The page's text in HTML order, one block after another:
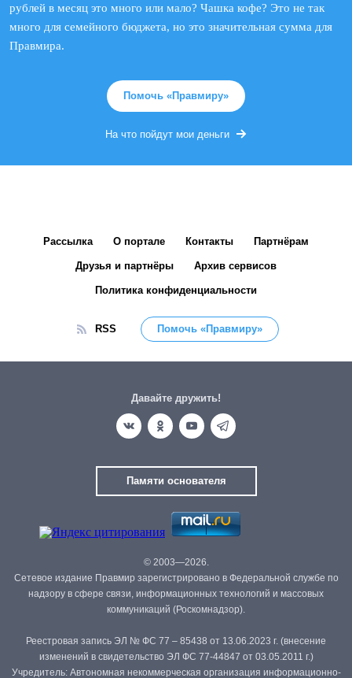
рублей в месяц это много или мало? Чашка кофе? Это не так
много для семейного бюджета, но это значительная сумма для
Правмира.
Помочь «Правмиру»
На что пойдут мои деньги
Рассылка О портале Контакты Партнёрам
Друзья и партнёры Архив сервисов
Политика конфиденциальности
RSS Помочь «Правмиру»
Давайте дружить!
Памяти основателя
© 2003—2026.
Сетевое издание Правмир зарегистрировано в Федеральной службе по
надзору в сфере связи, информационных технологий и массовых
коммуникаций (Роскомнадзор).
Реестровая запись ЭЛ № ФС 77 – 85438 от 13.06.2023 г. (внесение
изменений в свидетельство ЭЛ ФС 77-44847 от 03.05.2011 г.)
Учредитель: Автономная некоммерческая организация информационно-